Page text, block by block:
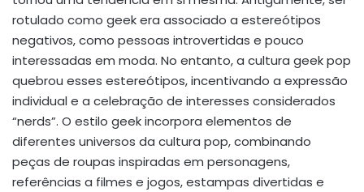
rotulado como geek era associado a estereótipos
negativos, como pessoas introvertidas e pouco
interessadas em moda. No entanto, a cultura geek pop
quebrou esses estereótipos, incentivando a expressão
individual e a celebração de interesses considerados
“nerds”. O estilo geek incorpora elementos de
diferentes universos da cultura pop, combinando
peças de roupas inspiradas em personagens,
referências a filmes e jogos, estampas divertidas e